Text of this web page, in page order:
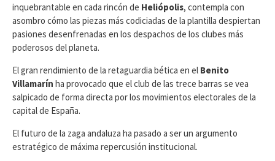
inquebrantable en cada rincón de Heliópolis, contempla con
asombro cómo las piezas más codiciadas de la plantilla despiertan
pasiones desenfrenadas en los despachos de los clubes más
poderosos del planeta.
El gran rendimiento de la retaguardia bética en el Benito
Villamarín ha provocado que el club de las trece barras se vea
salpicado de forma directa por los movimientos electorales de la
capital de España.
​El futuro de la zaga andaluza ha pasado a ser un argumento
estratégico de máxima repercusión institucional.